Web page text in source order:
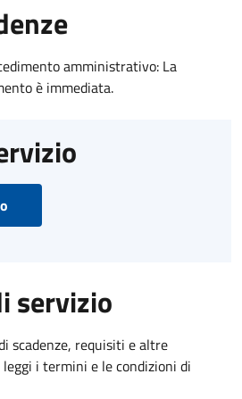
amministrativo: La
è immediata.
servizio
scadenze, requisiti e altre
i termini e le condizioni di